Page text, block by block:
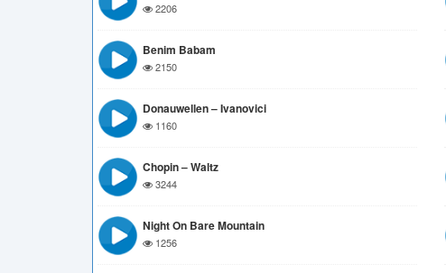
2206
Benim Babam
2150
Donauwellen – Ivanovici
1160
Chopin – Waltz
3244
Night On Bare Mountain
1256